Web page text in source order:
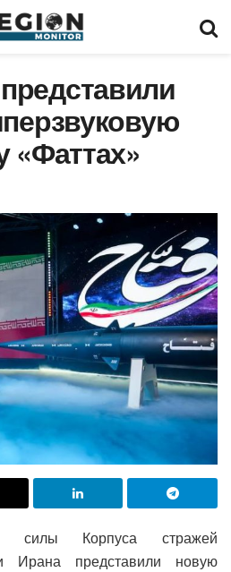
«Фаттах»
силы Корпуса стражей
Ирана представили новую